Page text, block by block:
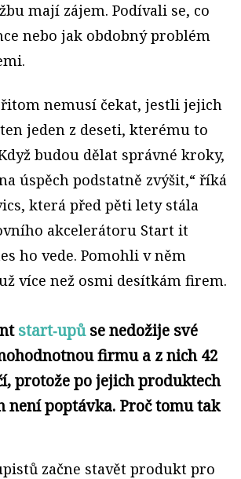
mají zájem. Podívali se, co
nebo jak obdobný problém
nemusí čekat, jestli jejich
jeden z deseti, kterému to
budou dělat správné kroky,
úspěch podstatně zvýšit,“ říká
která před pěti lety stála
akcelerátoru Start it
ho vede. Pomohli v něm
více než osmi desítkám firem.
start‑upůse nedožije své
firmu a z nich 42
protože po jejich produktech
není poptávka. Proč tomu tak
začne stavět produkt pro